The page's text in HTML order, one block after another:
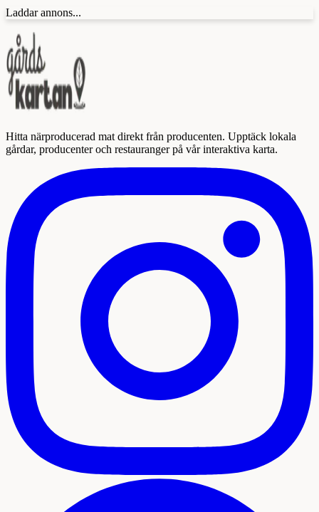
Laddar annons...
Hitta närproducerad mat direkt från producenten. Upptäck lokala
gårdar, producenter och restauranger på vår interaktiva karta.